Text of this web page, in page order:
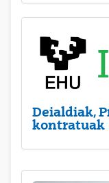
Deialdiak,
kontratuak